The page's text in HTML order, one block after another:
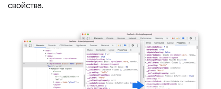
свойства.